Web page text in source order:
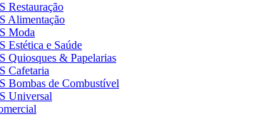
Restauração
Alimentação
Moda
Estética e Saúde
Quiosques & Papelarias
Cafetaria
Bombas de Combustível
Universal